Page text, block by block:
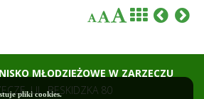
MŁODZIEŻOWE W ZARZECZU
UL. BESKIDZKA 80
pliki cookies.